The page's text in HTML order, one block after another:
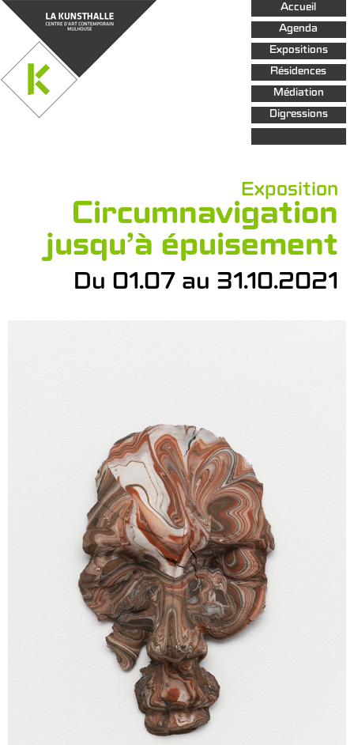
Aller au
contenu
principal
Accueil
Agenda
Expositions
Résidences
Médiation
Digressions
Exposition
Circumnavigation
jusqu’à épuisement
Du 01.07 au 31.10.2021